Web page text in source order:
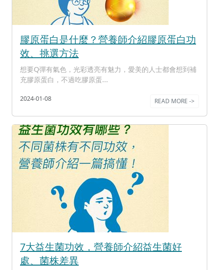
膠原蛋白是什麼？營養師介紹膠原蛋白功
效、挑選方法
想要Q彈有氣色，光彩透亮有魅力，愛美的人士都會想到補
充膠原蛋白，不過吃膠原蛋...
2024-01-08 READ MORE ->
7大益生菌功效，營養師介紹益生菌好
處、菌株差異